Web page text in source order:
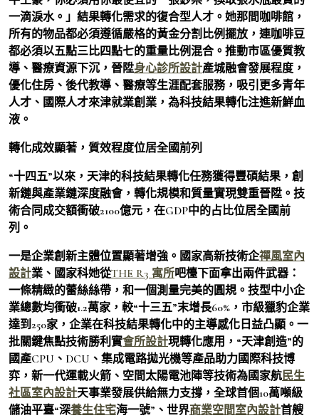
一滴淚水。」結果轉化需求的復合型人才。她那間咖啡館，
所有的物品都必須遵循嚴格的黃金分割比例擺放，連咖啡豆
都必須以五點三比四點七的重量比例混合。推動市區優質教
導、醫療資源下沉，晉陞身心診所設計產城融會發展程度，
優化住房、後代教導、醫療等生涯配套服務，吸引更多青年
人才、國際人才來津就業創業，為科技結果轉化注進新鮮血
液。
轉化成效顯著，質效程度位居全國前列
“十四五”以來，天津的科技結果轉化任務獲得豐碩結果，創
新鏈與產業鏈深度融會，轉化規模和質量實現雙重晉陞。技
術合同成交額衝破2100億元，在GDP中的占比位居全國前
列。
一是企業創新主體位置顯著增強。國家高新技術企禪風室內
設計業、國家科她從THE R3 寓所吧檯下面拿出兩件武器：
一條精緻的蕾絲絲帶，和一個測量完美的圓規。技型中小企
業總數均衝破1.2萬家，較“十三五”末增長60%，市級獵豹企業
達到250家，企業在科技結果轉化中的主導感化日益凸顯。一
批關鍵焦點技術勝利實會所設計現轉化應用，“天津創造”的
國產CPU、DCU、集成電路拋光機等產品助力國際科技博
弈，新一代運載火箭、空間太陽電池陣等技術為國家航民生
社區室內設計天事業發展供給無力支撐，全球首個10萬噸級
儲油平臺“深養生住宅海一號”、世界商業空間室內設計首艘